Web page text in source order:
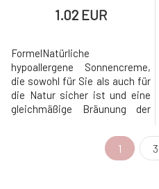
1.02 EUR
FormelNatürliche
hypoallergene Sonnencreme,
die sowohl für Sie als auch für
die Natur sicher ist und eine
gleichmäßige Bräunung der
die Sonnencreme auch
deshalb lieben, weil sie nicht
mit Wasser verdünnt ist und
1 3